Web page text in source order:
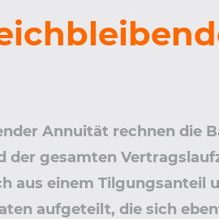
Annuität rechnen die
der gesamten
aus einem Tilgungsanteil
aufgeteilt, die sich